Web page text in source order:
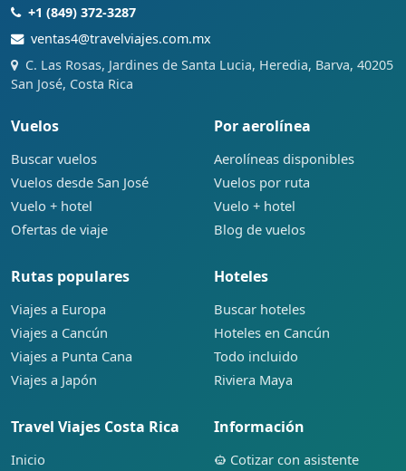
+1 (849) 372-3287
ventas4@travelviajes.com.mx
C. Las Rosas, Jardines de Santa Lucia, Heredia, Barva, 40205
San José, Costa Rica
Vuelos
Buscar vuelos
Vuelos desde San José
Vuelo + hotel
Ofertas de viaje
Por aerolínea
Aerolíneas disponibles
Vuelos por ruta
Vuelo + hotel
Blog de vuelos
Rutas populares
Viajes a Europa
Viajes a Cancún
Viajes a Punta Cana
Viajes a Japón
Hoteles
Buscar hoteles
Hoteles en Cancún
Todo incluido
Riviera Maya
Travel Viajes Costa Rica
Inicio
Información
Cotizar con asistente